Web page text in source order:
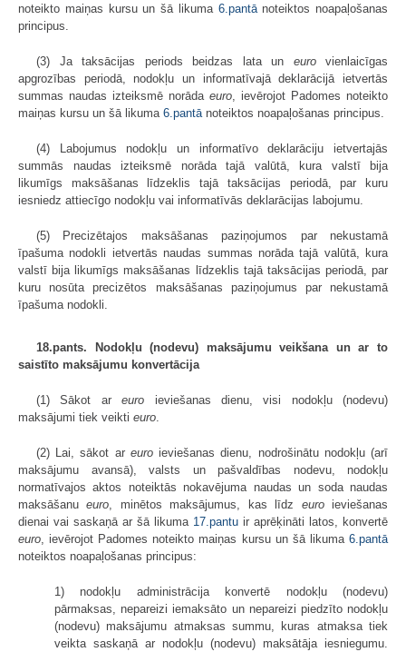
noteikto maiņas kursu un šā likuma 6.pantānoteiktos noapaļošanas
principus.
(3) Ja taksācijas periods beidzas lata un eurovienlaicīgas
apgrozības periodā, nodokļu un informatīvajā deklarācijā ietvertās
summas naudas izteiksmē norāda euro, ievērojot Padomes noteikto
maiņas kursu un šā likuma 6.pantānoteiktos noapaļošanas principus.
(4) Labojumus nodokļu un informatīvo deklarāciju ietvertajās
summās naudas izteiksmē norāda tajā valūtā, kura valstī bija
likumīgs maksāšanas līdzeklis tajā taksācijas periodā, par kuru
iesniedz attiecīgo nodokļu vai informatīvās deklarācijas labojumu.
(5) Precizētajos maksāšanas paziņojumos par nekustamā
īpašuma nodokli ietvertās naudas summas norāda tajā valūtā, kura
valstī bija likumīgs maksāšanas līdzeklis tajā taksācijas periodā, par
kuru nosūta precizētos maksāšanas paziņojumus par nekustamā
īpašuma nodokli.
18.pants. Nodokļu (nodevu) maksājumu veikšana un ar to
saistīto maksājumu konvertācija
(1) Sākot areuro ieviešanas dienu, visi nodokļu (nodevu)
maksājumi tiek veikti euro.
(2) Lai, sākot ar euroieviešanas dienu, nodrošinātu nodokļu (arī
maksājumu avansā), valsts un pašvaldības nodevu, nodokļu
normatīvajos aktos noteiktās nokavējuma naudas un soda naudas
maksāšanueuro, minētos maksājumus, kas līdz euroieviešanas
dienai vai saskaņā ar šā likuma 17.pantu ir aprēķināti latos, konvertē
euro, ievērojot Padomes noteikto maiņas kursu un šā likuma 6.pantā
noteiktos noapaļošanas principus:
1) nodokļu administrācija konvertē nodokļu (nodevu)
pārmaksas, nepareizi iemaksāto un nepareizi piedzīto nodokļu
(nodevu) maksājumu atmaksas summu, kuras atmaksa tiek
veikta saskaņā ar nodokļu (nodevu) maksātāja iesniegumu.